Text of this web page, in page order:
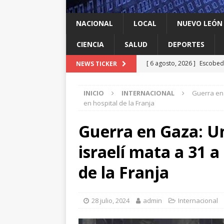
NACIONAL LOCAL NUEVO LEÓN
CIENCIA SALUD DEPORTES
NEWS TICKER [ 6 agosto, 2026 ]
agua
LOCAL
[ 6 agosto, 2026 ] Carmen
energía limpia en
[ 6 agosto, 2026 ]
Food Park en García
INICIO INTERNACIONAL
Guerra
en hospital de la Franja
Guerra en Gaza:
israelí mata a 31
de la Franja
28 julio, 2024 admin Internacional